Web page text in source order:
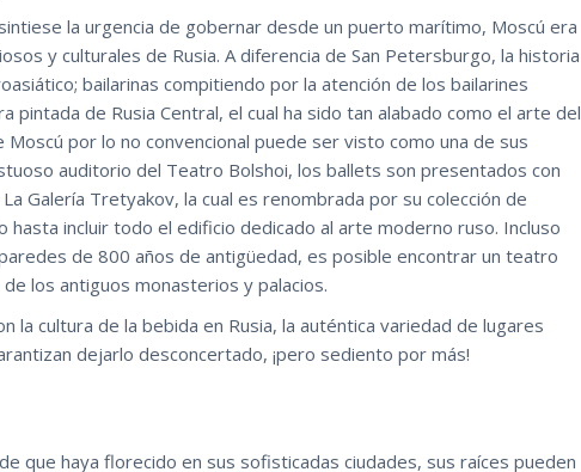
la urgencia de gobernar desde un puerto marítimo, Moscú era
y culturales de Rusia. A diferencia de San Petersburgo, la historia
bailarinas compitiendo por la atención de los bailarines
pintada de Rusia Central, el cual ha sido tan alabado como el arte del
Moscú por lo no convencional puede ser visto como una de sus
auditorio del Teatro Bolshoi, los ballets son presentados con
Galería Tretyakov, la cual es renombrada por su colección de
hasta incluir todo el edificio dedicado al arte moderno ruso. Incluso
de 800 años de antigüedad, es posible encontrar un teatro
los antiguos monasterios y palacios.
la cultura de la bebida en Rusia, la auténtica variedad de lugares
dejarlo desconcertado, ¡pero sediento por más!
que haya florecido en sus sofisticadas ciudades, sus raíces pueden